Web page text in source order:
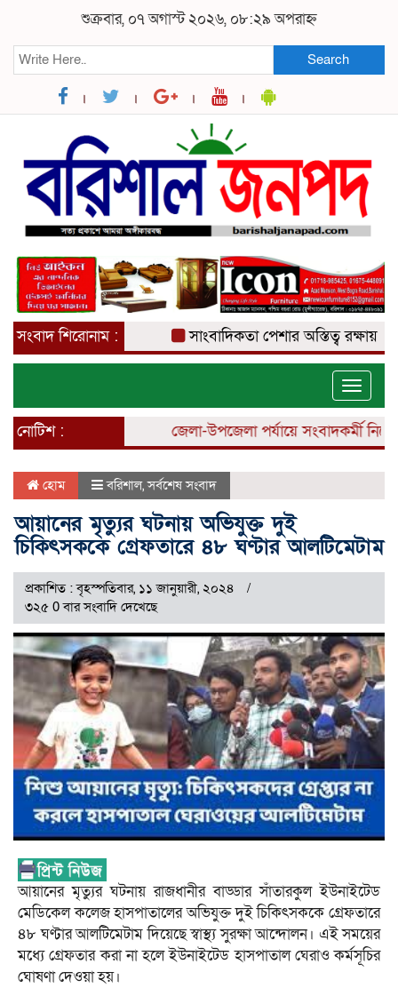
শুক্রবার, ০৭ অগাস্ট ২০২৬, ০৮:২৯ অপরাহ্ন
Search
সংবাদ শিরোনাম : সাংবাদিকতা পেশার অস্তিত্ব রক্ষায়
Toggle
নোটিশ :
জেলা-উপজেলা পর্যায়ে সংবাদকর্মী নিয়োগ
হোম বরিশাল,সর্বশেষ সংবাদ
আয়ানের মৃত্যুর ঘটনায় অভিযুক্ত দুই
চিকিৎসককে গ্রেফতারে ৪৮ ঘণ্টার আলটিমেটাম
প্রকাশিত : বৃহস্পতিবার, ১১ জানুয়ারী, ২০২৪
৩২৫ 0 বার সংবাদি দেখেছে
আয়ানের মৃত্যুর ঘটনায় রাজধানীর বাড্ডার সাঁতারকুল ইউনাইটেড
মেডিকেল কলেজ হাসপাতালের অভিযুক্ত দুই চিকিৎসককে গ্রেফতারে
৪৮ ঘণ্টার আলটিমেটাম দিয়েছে স্বাস্থ্য সুরক্ষা আন্দোলন। এই সময়ের
মধ্যে গ্রেফতার করা না হলে ইউনাইটেড হাসপাতাল ঘেরাও কর্মসূচির
ঘোষণা দেওয়া হয়।